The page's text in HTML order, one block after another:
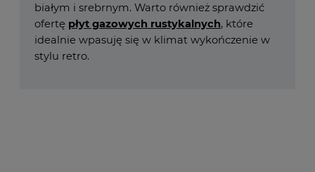
białym i srebrnym. Warto również sprawdzić
ofertę płyt gazowych rustykalnych, które
idealnie wpasuję się w klimat wykończenie w
stylu retro.